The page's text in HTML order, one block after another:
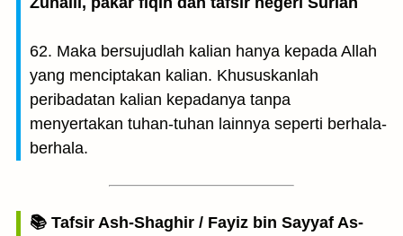
62. Maka bersujudlah kalian hanya kepada Allah
yang menciptakan kalian. Khususkanlah
peribadatan kalian kepadanya tanpa
menyertakan tuhan-tuhan lainnya seperti berhala-
berhala.
📚 Tafsir Ash-Shaghir / Fayiz bin Sayyaf As-